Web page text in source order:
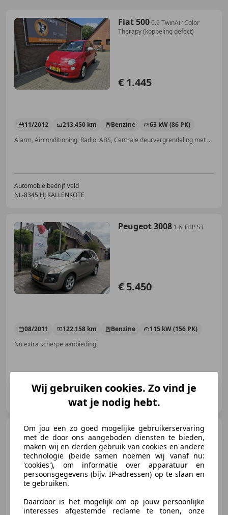
Fiat 5000.9 TwinAir Color
Therapy (koppeling defect)
€ 1.445
11/2012 213.450 km Benzine
63 kW (86 PK)
Alarm, Airconditioning, Radio, ABS, Centrale deurvergrendeling met afstandsbediening, Zij-airbags, CD, Start/Stop-systeem
Automobielbedrijf Veld
NL-8345 HJ KALLENKOTE
Peugeot 3008 1.6 THP ST
€ 5.450
08/2011 122.158 km Benzine
115 kW (156 PK)
Nu extra scherpe aanbieding!
Autobedrijf Wemmenhove B.V.
NL-7921 VM ZUIDWOLDE
Dacia Sandero1.2
Ambiance (koppeling versleten)
Wij gebruiken cookies. Zo vind je
wat je nodig hebt.
Om jou een zo goed mogelijke gebruikerservaring
met de door ons aangeboden diensten te bieden,
maken wij en derden gebruik van cookies en andere
technologie (beide samen noemen wij vanaf nu:
'cookies'), om informatie over apparatuur en
persoonsgegevens (bijv. IP-adressen) op te slaan en
te gebruiken.
Daardoor is het mogelijk om op jouw persoonlijke
interesses afgestemde reclame te tonen, onze